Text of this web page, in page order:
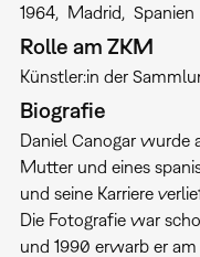
1964 Madrid Spanien
Rolle am ZKM
Künstler:in der
Biografie
Daniel Canogar wurde
Mutter und eines
und seine Karriere
Die Fotografie war
und 1990 erwarb er